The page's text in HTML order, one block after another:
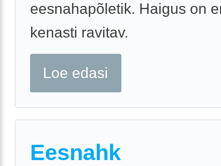
eesnahapõletik. Haigus on
kenasti ravitav.
Loe edasi
Eesnahk